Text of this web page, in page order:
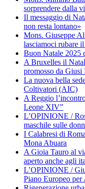
sorprendere dalla
Il messaggio di
non resta lontano»
Mons. Giuseppe
lasciamoci rubare
Buon Natale 2025
A Bruxelles il
promosso da Giusi
La nuova bella
Coltivatori (AIC)
A Reggio
Leone XIV”
L’OPINIONE /
maschile sulle
I Calabresi di
Mona Abuara
A Gioia Tauro al
aperto anche agli
L’OPINIONE /
Piano Europeo per